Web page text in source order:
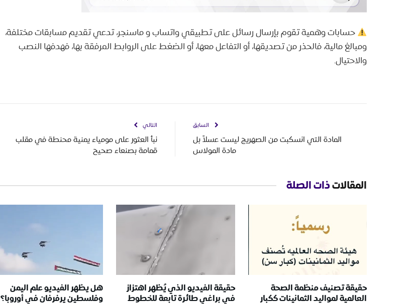
حسابات وهمية تقوم بإرسال رسائل على تطبيقي واتساب و ماسنجر، تدعي تقديم مسابقات مختلفة،
ومبالغ مالية، فالحذر من تصديقها، أو التفاعل معها، أو الضغط على الروابط المرفقة بها، فهدفها النصب
والاحتيال.
السابق
المادة التي انسكبت من الصهريج ليست عسلاً بل
مادة المولاس
التالي
نبأ العثور على مومياء يمنية محنطة في مقلب
قمامة بصنعاء صحيح
المقالاتذات الصلة
حقيقة تصنيف منظمة الصحة
العالمية لمواليد الثمانينات ككبار
حقيقة الفيديو الذي يُظهر اهتزاز
في براغي طائرة تابعة للخطوط
هل يظهر الفيديو علم اليمن
وفلسطين يرفرفان في أوروبا؟